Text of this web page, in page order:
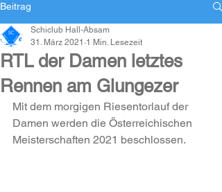
Beitrag
RTL der Damen letztes
Rennen am Glungezer
Schiclub Hall-Absam
31. März 2021 1 Min. Lesezeit
Mit dem morgigen Riesentorlauf der
Damen werden die Österreichischen
Meisterschaften 2021 beschlossen.